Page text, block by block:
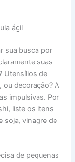
ágil
sua busca por
suas
Utensílios de
ou decoração? A
impulsivas. Por
liste os itens
soja, vinagre de
de pequenas